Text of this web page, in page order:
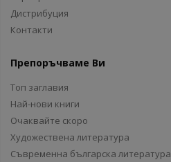
Дистрибуция
Контакти
Препоръчваме Ви
Топ заглавия
Най-нови книги
Очаквайте скоро
Художествена литература
Съвременна българска литература